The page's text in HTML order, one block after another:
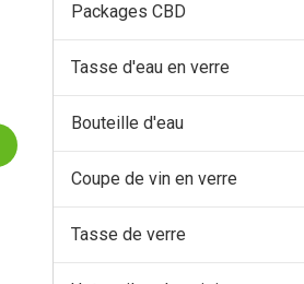
Packages CBD
Tasse d'eau en verre
Bouteille d'eau
Coupe de vin en verre
Tasse de verre